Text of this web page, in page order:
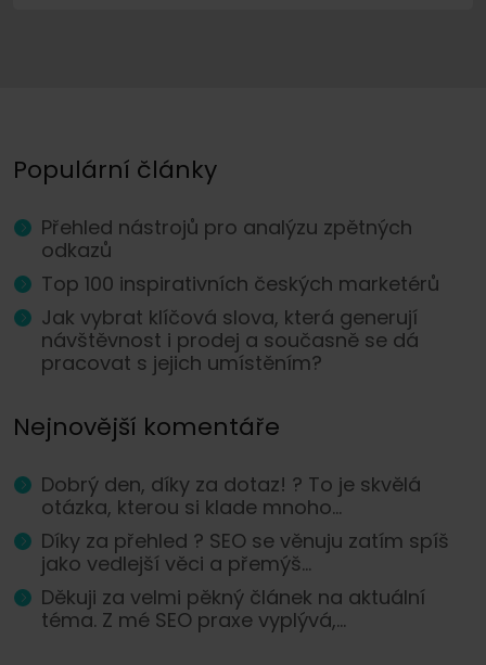
Populární články
Přehled nástrojů pro analýzu zpětných
odkazů
Top 100 inspirativních českých marketérů
Jak vybrat klíčová slova, která generují
návštěvnost i prodej a současně se dá
pracovat s jejich umístěním?
Nejnovější komentáře
Dobrý den, díky za dotaz! ? To je skvělá
otázka, kterou si klade mnoho...
Díky za přehled ? SEO se věnuju zatím spíš
jako vedlejší věci a přemýš...
Děkuji za velmi pěkný článek na aktuální
téma. Z mé SEO praxe vyplývá,...